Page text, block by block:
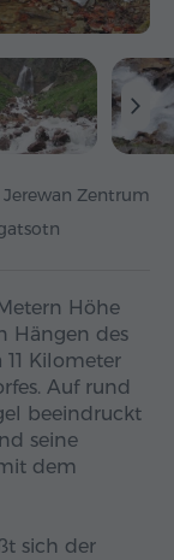
Zentrum
Höhe
Hängen des
Kilometer
Auf rund
beeindruckt
seine
dem
sich der